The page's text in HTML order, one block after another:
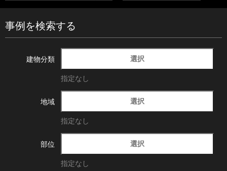
事例を検索する
建物分類 選択
指定なし
地域 選択
指定なし
部位 選択
指定なし